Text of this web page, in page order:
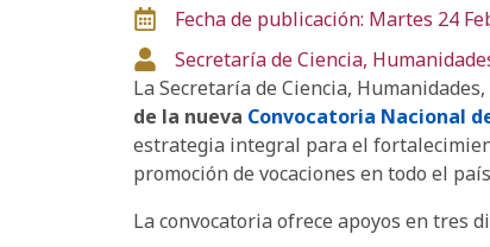
Fecha de publicación: Martes 24
Secretaría de Ciencia,
La Secretaría de Ciencia,
de la nueva Convocatoria Nacional
estrategia integral para el
promoción de vocaciones en todo el
La convocatoria ofrece apoyos en tres